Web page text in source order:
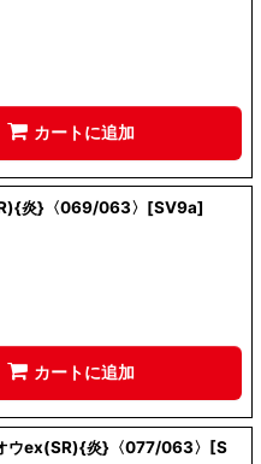
カートに追加
炎}〈069/063〉[SV9a]
カートに追加
ウex(SR){炎}〈077/063〉[S